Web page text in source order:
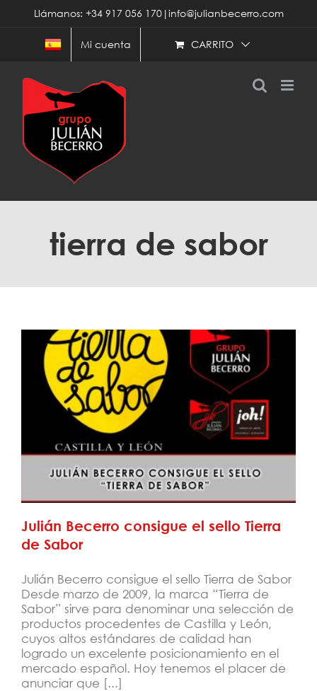
contenido
Llámanos: +34 917 056 170|info@julianbecerro.com
Mi cuenta CARRITO
tierra de sabor
Julián Becerro consigue el sello Tierra de
Julián Becerro consigue el sello Tierra
de Sabor
Julián Becerro consigue el sello Tierra de Sabor
Desde marzo de 2009, la marca “Tierra de
Sabor” sirve para denominar una selección de
productos procedentes de Castilla y León,
cuyos altos estándares de calidad han
logrado un excelente posicionamiento en el
mercado español. Hoy tenemos el placer de
anunciar que [...]